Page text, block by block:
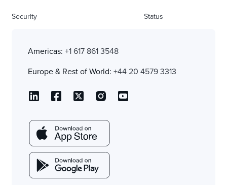
Security Status
Americas: +1 617 861 3548
Europe & Rest of World: +44 20 4579 3313